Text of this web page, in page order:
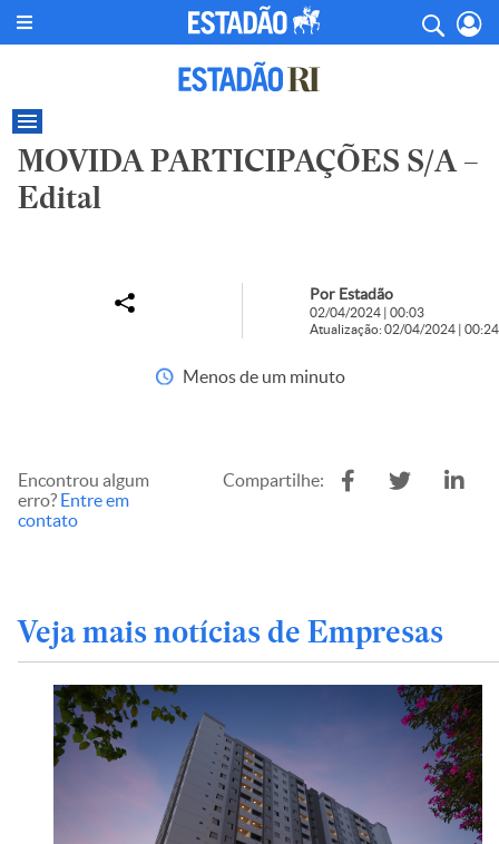
MOVIDA PARTICIPAÇÕES S/A –
Edital
Por Estadão
02/04/2024 | 00:03
Atualização: 02/04/2024 | 00:24
Menos de um minuto
Encontrou algum
erro? Entre em
contato
Compartilhe:
Veja mais notícias de Empresas